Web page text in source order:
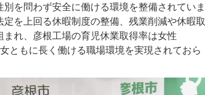
を問わず安全に働ける環境を整備されていま
を上回る休暇制度の整備、残業削減や休暇取
れ、彦根工場の育児休業取得率は女性
ともに長く働ける職場環境を実現されておら